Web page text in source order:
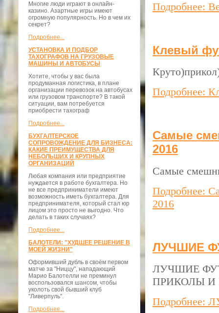
Многие люди играют в онлайн-
казино. Азартные игры имеют
огромную популярность. Но в чем их
секрет?
Подробнее...
УСТАНОВКА И ПОДБОР
ТАХОГРАФОВ НА ГРУЗОВЫЕ
МАШИНЫ И АВТОБУСЫ
Хотите, чтобы у вас была
продуманная логистика, в плане
организации перевозок на автобусах
или грузовом транспорте? В такой
ситуации, вам потребуется
приобрести тахограф
Подробнее...
БУХГАЛТЕРСКОЕ
СОПРОВОЖДЕНИЕ ДЛЯ БИЗНЕСА:
КАКИЕ ПРЕИМУЩЕСТВА ДЛЯ
НЕБОЛЬШИХ И КРУПНЫХ
ОРГАНИЗАЦИЙ
Любая компания или предприятие
нуждается в работе бухгалтера. Но
не все предприниматели имеют
возможность иметь бухгалтера. Для
предпринимателя, который стал юр
лицом это просто не выгодно. Что
делать в таких случаях?
Подробнее...
БАЛОТЕЛИ: "ХУДШЕЕ РЕШЕНИЕ В
МОЕЙ ЖИЗНИ"
Оформивший дубль в своём первом
матче за "Ниццу", нападающий
Марио Балотелли не преминул
воспользовался шансом, чтобы
уколоть свой бывший клуб
"Ливерпуль".
Подробнее...
Подробнее:
Клевый
Подробнее:
Самые
2016
Самые
Подробнее:
2016
ЛУЧШИЕ
ЛУЧШИЕ
ПРИКОЛЫ И